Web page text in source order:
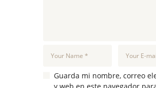
Guarda mi nombre, correo